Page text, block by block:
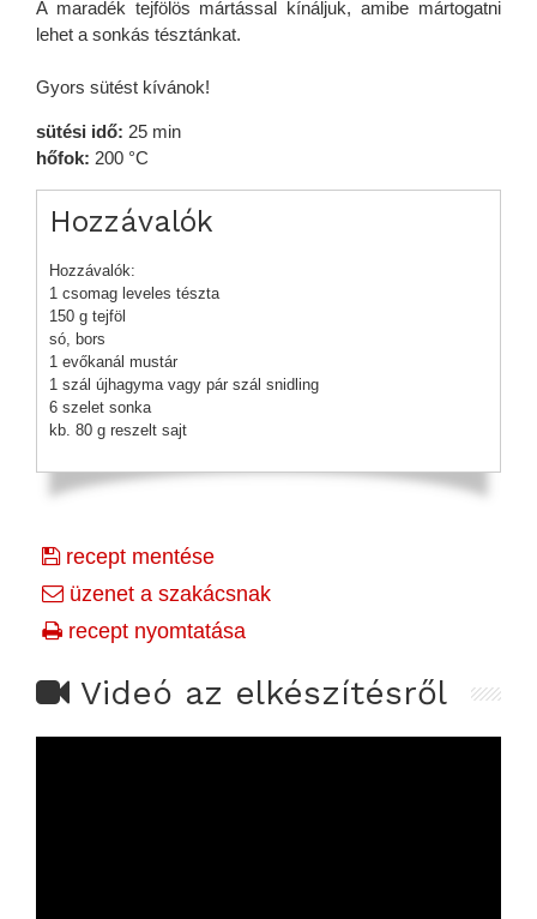
A maradék tejfölös mártással kínáljuk, amibe mártogatni
lehet a sonkás tésztánkat.
Gyors sütést kívánok!
sütési idő: 25 min
hőfok: 200 °C
Hozzávalók
Hozzávalók:
1 csomag leveles tészta
150 g tejföl
só, bors
1 evőkanál mustár
1 szál újhagyma vagy pár szál snidling
6 szelet sonka
kb. 80 g reszelt sajt
recept mentése
üzenet a szakácsnak
recept nyomtatása
Videó az elkészítésről